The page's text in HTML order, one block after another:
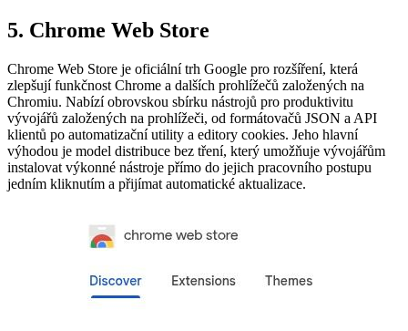
5. Chrome Web Store
Chrome Web Store je oficiální trh Google pro rozšíření, která
zlepšují funkčnost Chrome a dalších prohlížečů založených na
Chromiu. Nabízí obrovskou sbírku nástrojů pro produktivitu
vývojářů založených na prohlížeči, od formátovačů JSON a API
klientů po automatizační utility a editory cookies. Jeho hlavní
výhodou je model distribuce bez tření, který umožňuje vývojářům
instalovat výkonné nástroje přímo do jejich pracovního postupu
jedním kliknutím a přijímat automatické aktualizace.